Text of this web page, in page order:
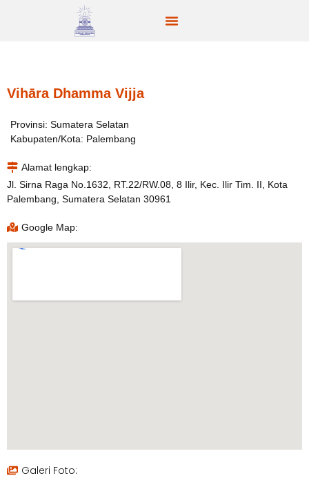
Vihāra Dhamma Vijja
Provinsi: Sumatera Selatan
Kabupaten/Kota: Palembang
Alamat lengkap:
Jl. Sirna Raga No.1632, RT.22/RW.08, 8 Ilir, Kec. Ilir Tim. II, Kota
Palembang, Sumatera Selatan 30961
Google Map:
Galeri Foto: